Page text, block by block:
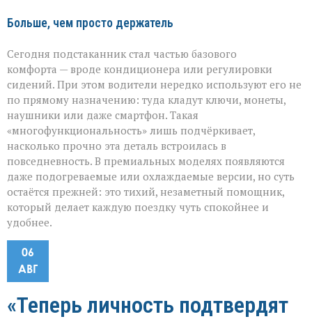
Больше, чем просто держатель
Сегодня подстаканник стал частью базового
комфорта — вроде кондиционера или регулировки
сидений. При этом водители нередко используют его не
по прямому назначению: туда кладут ключи, монеты,
наушники или даже смартфон. Такая
«многофункциональность» лишь подчёркивает,
насколько прочно эта деталь встроилась в
повседневность. В премиальных моделях появляются
даже подогреваемые или охлаждаемые версии, но суть
остаётся прежней: это тихий, незаметный помощник,
который делает каждую поездку чуть спокойнее и
удобнее.
06
АВГ
«Теперь личность подтвердят